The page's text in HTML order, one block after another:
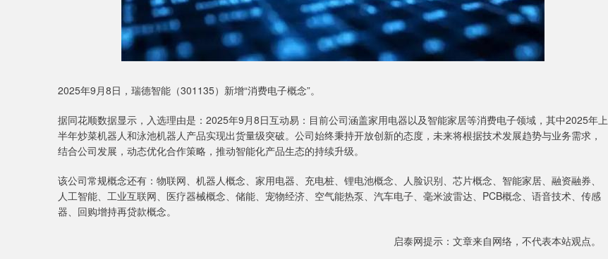
2025年9月8日，瑞德智能（301135）新增“消费电子概念”。
据同花顺数据显示，入选理由是：2025年9月8日互动易：目前公司涵盖家用电器以及智能家居等消费电子领域，其中2025年上
半年炒菜机器人和泳池机器人产品实现出货量级突破。公司始终秉持开放创新的态度，未来将根据技术发展趋势与业务需求，
结合公司发展，动态优化合作策略，推动智能化产品生态的持续升级。
该公司常规概念还有：物联网、机器人概念、家用电器、充电桩、锂电池概念、人脸识别、芯片概念、智能家居、融资融券、
人工智能、工业互联网、医疗器械概念、储能、宠物经济、空气能热泵、汽车电子、毫米波雷达、PCB概念、语音技术、传感
器、回购增持再贷款概念。
启泰网提示：文章来自网络，不代表本站观点。
深证成指 14110.12 -34.08 -0.24% 沪深300 4651.31 -6.85